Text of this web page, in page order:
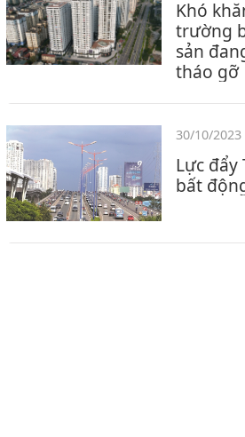
Khó
trường
sản
tháo gỡ
30/10/2023
Lực đẩy
bất